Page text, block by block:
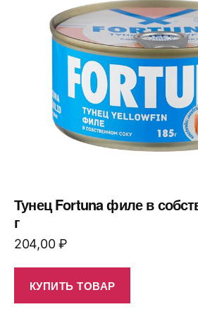
Тунец Fortuna филе в
г
204,00₽
КУПИТЬ ТОВАР